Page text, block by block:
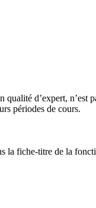
d’expert, n’est
périodes de cours.
la fiche-titre de la